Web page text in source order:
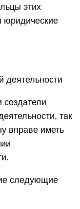
этих
юридические
деятельности
создатели
так
вправе иметь
следующие